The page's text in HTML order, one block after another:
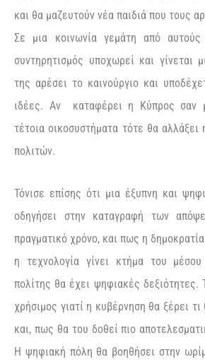
και θα μαζευτούν νέα παιδιά που τους
Σε μια κοινωνία γεμάτη από
συντηρητισμός υποχωρεί και γίνεται
της αρέσει το καινούργιο και
ιδέες. Αν καταφέρει η Κύπρος σαν
τέτοια οικοσυστήματα τότε θα
πολιτών.
Τόνισε επίσης ότι μια έξυπνη και
οδηγήσει στην καταγραφή των
πραγματικό χρόνο, και πως η
η τεχνολογία γίνει κτήμα του
πολίτης θα έχει ψηφιακές δεξιότητες.
χρήσιμος γιατί η κυβέρνηση θα ξέρει
και, πως θα του δοθεί πιο
Η ψηφιακή πόλη θα βοηθήσει στην